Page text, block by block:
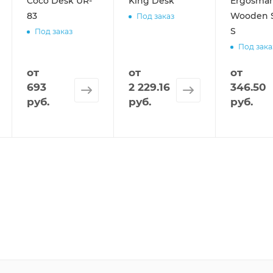
83
Под заказ
от
693
руб.
Под заказ
от
2 229.16
руб.
Wooden
S
Под
от
346.50
руб.